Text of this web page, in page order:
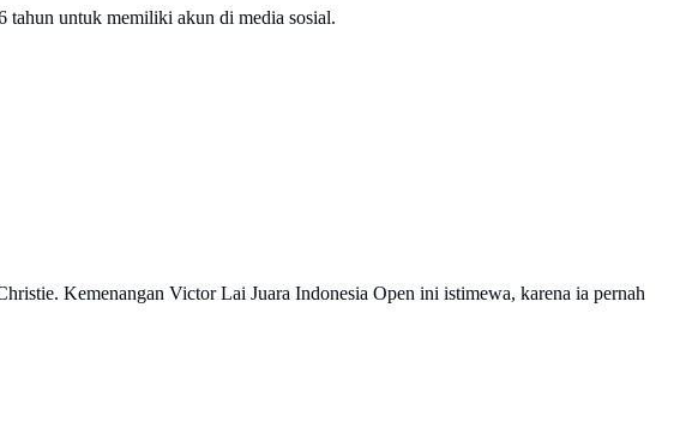
tahun untuk memiliki akun di media sosial.
Kemenangan Victor Lai Juara Indonesia Open ini istimewa, karena ia pernah